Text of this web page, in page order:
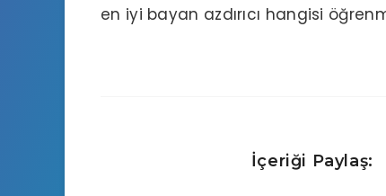
en iyi bayan azdırıcı hangisi
İçeriği Paylaş: